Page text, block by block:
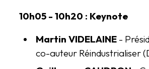
10h05 - 10h20 : Keynote
Martin VIDELAINE-
co-auteur Réindustrialiser